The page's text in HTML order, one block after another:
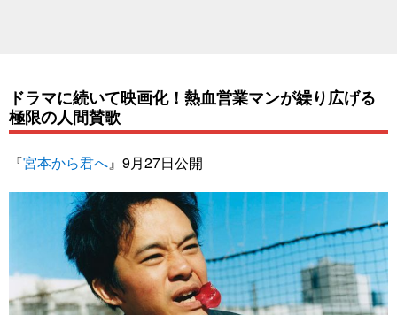
ドラマに続いて映画化！熱血営業マンが繰り広げる
極限の人間賛歌
『宮本から君へ』9月27日公開